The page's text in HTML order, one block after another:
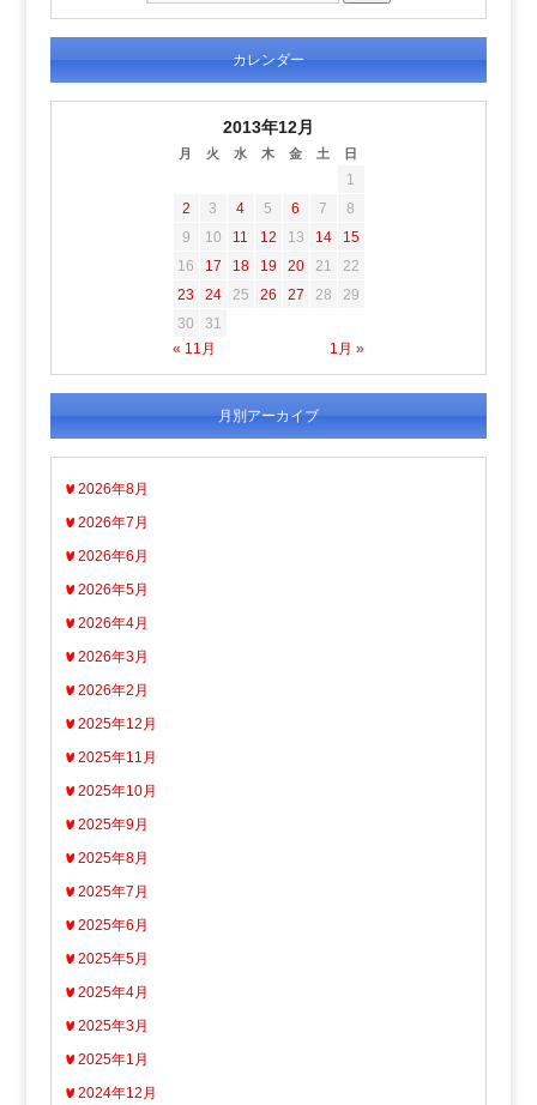
カレンダー
2013年12月
月 火 水 木 金 土 日
« 11月 1月 »
1
2
3 4 5 6 7
8
9
10 11 12 13 14
15
16
17 18 19 20 21
22
23
24 25 26 27 28
29
30
31
月別アーカイブ
2026年8月
2026年7月
2026年6月
2026年5月
2026年4月
2026年3月
2026年2月
2025年12月
2025年11月
2025年10月
2025年9月
2025年8月
2025年7月
2025年6月
2025年5月
2025年4月
2025年3月
2025年1月
2024年12月